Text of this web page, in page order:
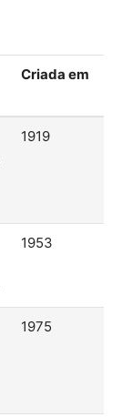
Criada em
1919
1953
1975